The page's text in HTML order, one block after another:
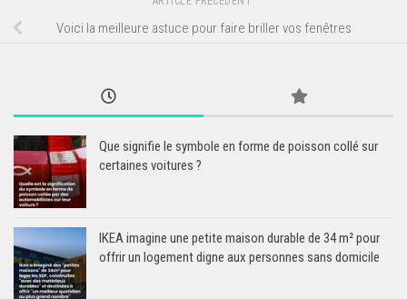
Voici la meilleure astuce pour faire briller vos fenêtres
Que signifie le symbole en forme de poisson collé sur
certaines voitures ?
IKEA imagine une petite maison durable de 34 m² pour
offrir un logement digne aux personnes sans domicile